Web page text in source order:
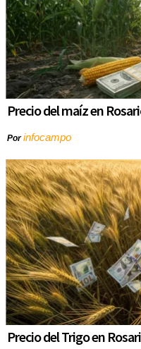
Precio del maíz en
Porinfocampo
Precio del Trigo en